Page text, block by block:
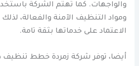
والواجهات. كما تهتم الشركة
ومواد التنظيف الآمنة والفعالة،
الاعتماد على خدماتها بثقة تامة.
أيضا، توفر شركة زمردة خطط تنظيف